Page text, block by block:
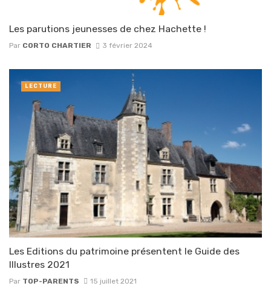
Les parutions jeunesses de chez Hachette !
Par CORTO CHARTIER 3 février 2024
Les Editions du patrimoine présentent le Guide des
Illustres 2021
Par TOP-PARENTS 15 juillet 2021
LECTURE